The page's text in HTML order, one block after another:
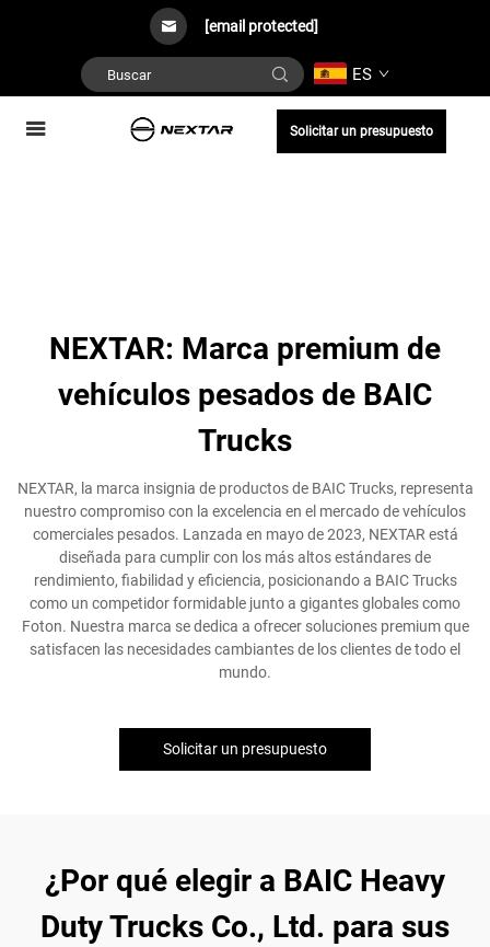
[email protected]
ES
Solicitar un presupuesto
NEXTAR: Marca premium de
vehículos pesados de BAIC
Trucks
NEXTAR, la marca insignia de productos de BAIC Trucks, representa
nuestro compromiso con la excelencia en el mercado de vehículos
comerciales pesados. Lanzada en mayo de 2023, NEXTAR está
diseñada para cumplir con los más altos estándares de
rendimiento, fiabilidad y eficiencia, posicionando a BAIC Trucks
como un competidor formidable junto a gigantes globales como
Foton. Nuestra marca se dedica a ofrecer soluciones premium que
satisfacen las necesidades cambiantes de los clientes de todo el
mundo.
Solicitar un presupuesto
¿Por qué elegir a BAIC Heavy
Duty Trucks Co., Ltd. para sus